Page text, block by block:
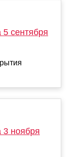
сентября
3 ноября